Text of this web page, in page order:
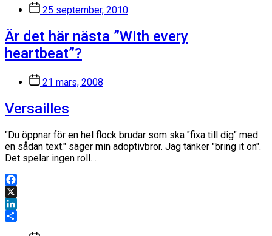
Inläggsdatum
25 september, 2010
Är det här nästa ”With every
heartbeat”?
Inläggsdatum
21 mars, 2008
Versailles
"Du öppnar för en hel flock brudar som ska "fixa till dig" med
en sådan text." säger min adoptivbror. Jag tänker "bring it on".
Det spelar ingen roll…
Facebook
X
LinkedIn